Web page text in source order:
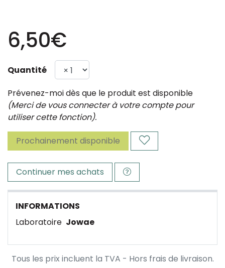
6,50€
Quantité
Prévenez-moi dès que le produit est disponible
(Merci de vous connecter à votre compte pour
utiliser cette fonction).
Prochainement disponible
Continuer mes achats
INFORMATIONS
Laboratoire Jowae
Tous les prix incluent la TVA - Hors frais de livraison.